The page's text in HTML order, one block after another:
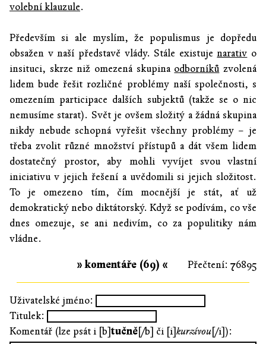
volební klauzule.
Především si ale myslím, že populismus je dopředu
obsažen v naší představě vlády. Stále existujenarativ o
insituci, skrze niž omezená skupina odborníků zvolená
lidem bude řešit rozličné problémy naší společnosti, s
omezením participace dalších subjektů (takže se o nic
nemusíme starat). Svět je ovšem složitý a žádná skupina
nikdy nebude schopná vyřešit všechny problémy – je
třeba zvolit různé množství přístupů a dát všem lidem
dostatečný prostor, aby mohli vyvíjet svou vlastní
iniciativu v jejich řešení a uvědomili si jejich složitost.
To je omezeno tím, čím mocnější je stát, ať už
demokratický nebo diktátorský. Když se podívám, co vše
dnes omezuje, se ani nedivím, co za populitiky nám
vládne.
Přečtení: 76895
» komentáře (69) «
Uživatelské jméno:
Titulek:
Komentář (lze psát i [b]tučně[/b] či [i]kurzívou[/i]):